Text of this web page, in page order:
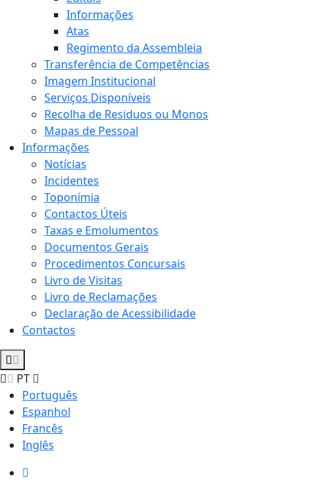
Informações
Atas
Regimento da Assembleia
Transferência de Competências
Imagem Institucional
Serviços Disponíveis
Recolha de Residuos ou Monos
Mapas de Pessoal
Informações
Notícias
Incidentes
Toponímia
Contactos Úteis
Taxas e Emolumentos
Documentos Gerais
Procedimentos Concursais
Livro de Visitas
Livro de Reclamações
Declaração de Acessibilidade
Contactos
PT
Português
Espanhol
Francês
Inglês